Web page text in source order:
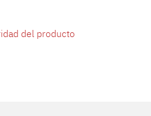
del producto